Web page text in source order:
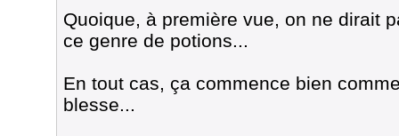
Quoique, à première vue, on ne dirait
ce genre de potions...
En tout cas, ça commence bien
blesse...